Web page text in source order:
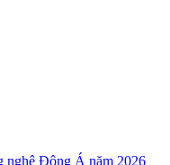
nghệ Đông Á năm 2026